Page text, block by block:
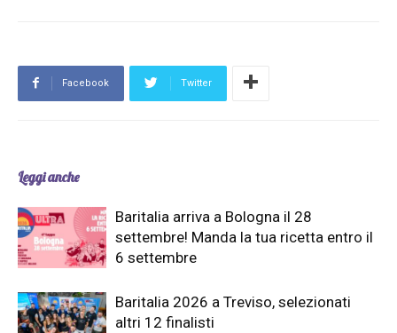
Facebook Twitter
Leggi anche
Baritalia arriva a Bologna il 28
settembre! Manda la tua ricetta entro il
6 settembre
Baritalia 2026 a Treviso, selezionati
altri 12 finalisti